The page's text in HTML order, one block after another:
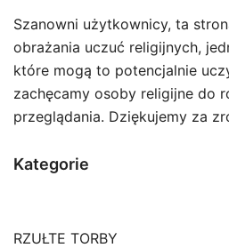
Szanowni użytkownicy, ta
obrażania uczuć religijnych,
które mogą to potencjalnie
zachęcamy osoby religijne do
przeglądania. Dziękujemy za
Kategorie
RZUŁTE TORBY